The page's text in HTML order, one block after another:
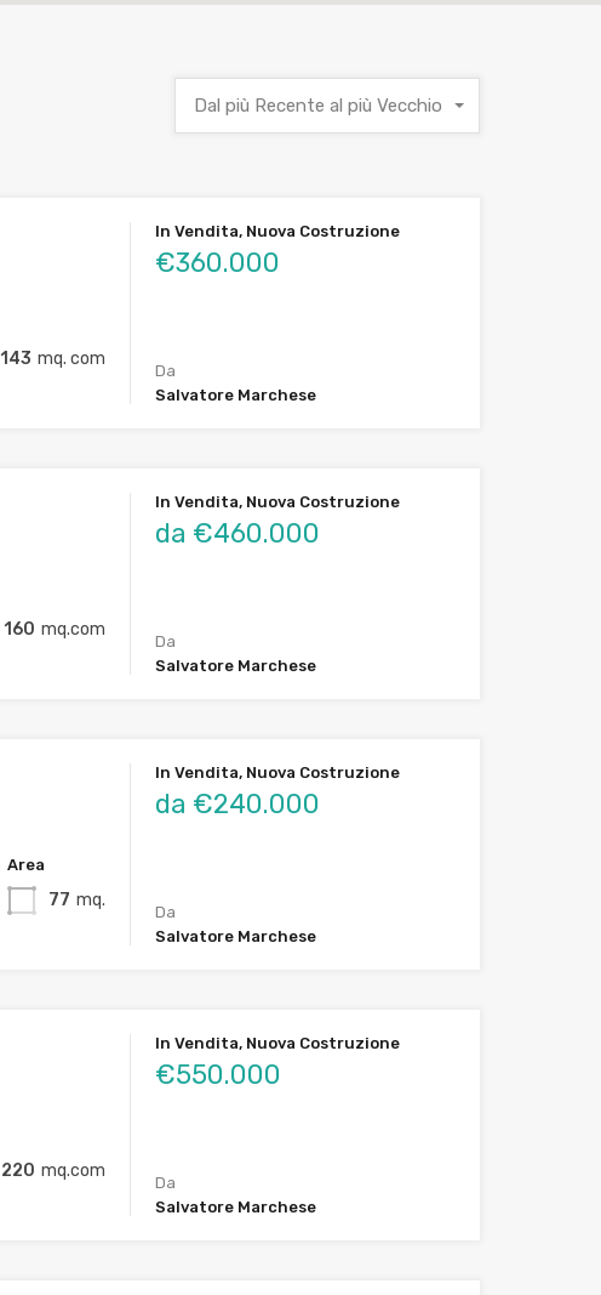
Dal più Recente al più Vecchio
143 mq. com
In Vendita, Nuova Costruzione
€360.000
Da
Salvatore Marchese
160 mq.com
In Vendita, Nuova Costruzione
da €460.000
Da
Salvatore Marchese
Area
77 mq.
In Vendita, Nuova Costruzione
da €240.000
Da
Salvatore Marchese
220 mq.com
In Vendita, Nuova Costruzione
€550.000
Da
Salvatore Marchese